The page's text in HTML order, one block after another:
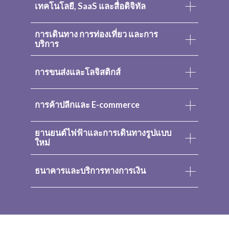
เทคโนโลยี, SaaS และสื่อดิจิทัล
การเดินทาง การท่องเที่ยว และการ
บริการ
การขนส่งและโลจิสติกส์
การค้าปลีกและ E-commerce
ยานยนต์ไฟฟ้าและการเดินทางรูปแบบ
ใหม่
ธนาคารและบริการทางการเงิน